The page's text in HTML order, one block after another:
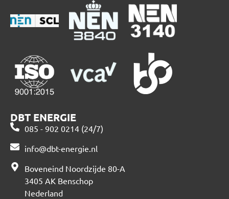
DBT ENERGIE
085 - 902 0214 (24/7)
info@dbt-energie.nl
Boveneind Noordzijde 80-A
3405 AK Benschop
Nederland